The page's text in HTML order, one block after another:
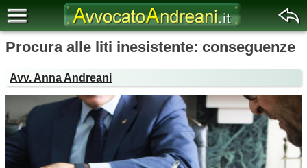
Procura alle liti inesistente: conseguenze
Avv. Anna Andreani